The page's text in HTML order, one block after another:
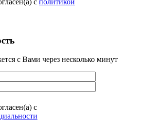
с Вами через несколько минут
с